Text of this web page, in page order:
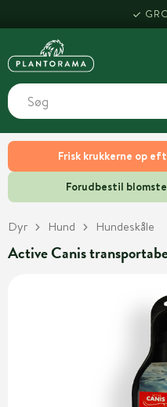
Frisk krukkerne op
Forudbestil
Dyr Hund Hundeskåle
Active Canis